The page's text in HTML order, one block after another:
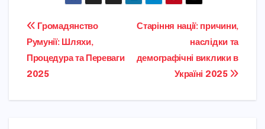
Навігація
записів
Старіння нації: причини,
наслідки та
демографічні виклики в
Україні 2025
Громадянство
Румунії: Шляхи,
Процедура та Переваги
2025